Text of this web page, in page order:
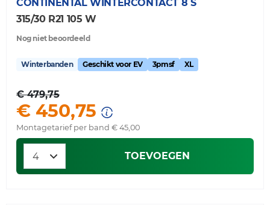
CONTINENTAL WINTERCONTACT 8 S
315/30 R21 105 W
Nog niet beoordeeld
Winterbanden Geschikt voor EV 3pmsf XL
€ 479,75
€ 450,75
Montagetarief per band € 45,00
TOEVOEGEN